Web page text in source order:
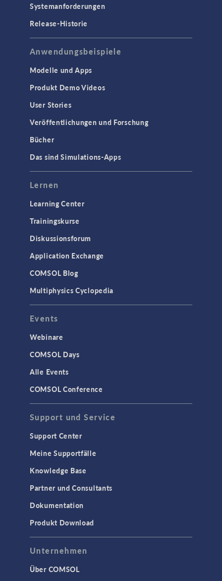
Systemanforderungen
Release-Historie
Anwendungsbeispiele
Modelle und Apps
Produkt Demo Videos
User Stories
Veröffentlichungen und Forschung
Bücher
Das sind Simulations-Apps
Lernen
Learning Center
Trainingskurse
Diskussionsforum
Application Exchange
COMSOL Blog
Multiphysics Cyclopedia
Events
Webinare
COMSOL Days
Alle Events
COMSOL Conference
Support und Service
Support Center
Meine Supportfälle
Knowledge Base
Partner und Consultants
Dokumentation
Produkt Download
Unternehmen
Über COMSOL